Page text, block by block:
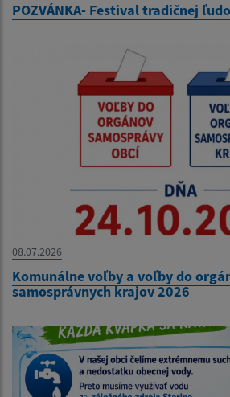
POZVÁNKA- Festival tradičnej
08.07.2026
Komunálne voľby a voľby do
samosprávnych krajov 2026